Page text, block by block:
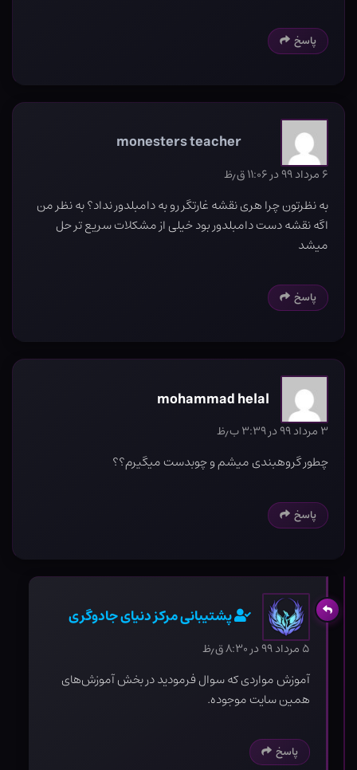
پاسخ
monesters teacher
۶ مرداد ۹۹ در ۱۱:۰۶ ق٫ظ
به نظرتون چرا هری نقشه غارتگر رو به دامبلدور نداد؟ به نظر من
اگه نقشه دست دامبلدور بود خیلی از مشکلات سریع تر حل
میشد
پاسخ
mohammad helal
۳ مرداد ۹۹ در ۳:۳۹ ب٫ظ
چطور گروهبندی میشم و چوبدست میگیرم؟؟
پاسخ
پشتیبانی مرکز دنیای جادوگری
۵ مرداد ۹۹ در ۸:۳۰ ق٫ظ
آموزش مواردی که سوال فرمودید در بخش آموزش‌های
همین سایت موجوده.
پاسخ